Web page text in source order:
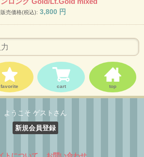
販売価格(税込): 3,800 円
favorite cart top
ようこそ ゲストさん
新規会員登録